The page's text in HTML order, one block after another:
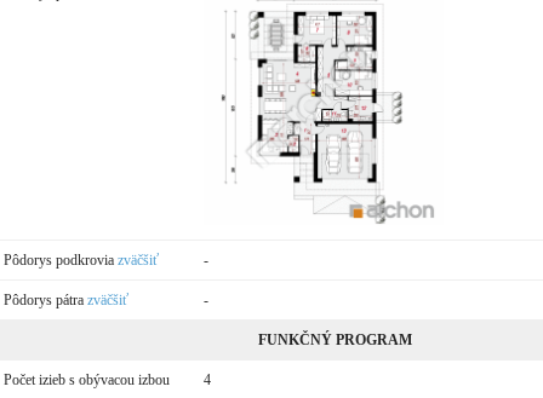
Pôdorys podkrovia zväčšiť -
Pôdorys pátra zväčšiť -
FUNKČNÝ PROGRAM
Počet izieb s obývacou izbou 4